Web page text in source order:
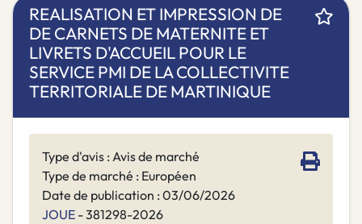
REALISATION ET IMPRESSION DE
DE CARNETS DE MATERNITE ET
LIVRETS D'ACCUEIL POUR LE
SERVICE PMI DE LA COLLECTIVITE
TERRITORIALE DE MARTINIQUE
Type d'avis : Avis de marché
Type de marché : Européen
Date de publication : 03/06/2026
JOUE - 381298-2026